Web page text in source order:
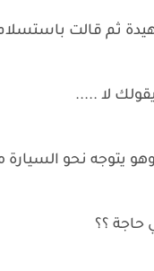
ثم قالت
لا .....
يتوجه نحو السيارة
؟؟